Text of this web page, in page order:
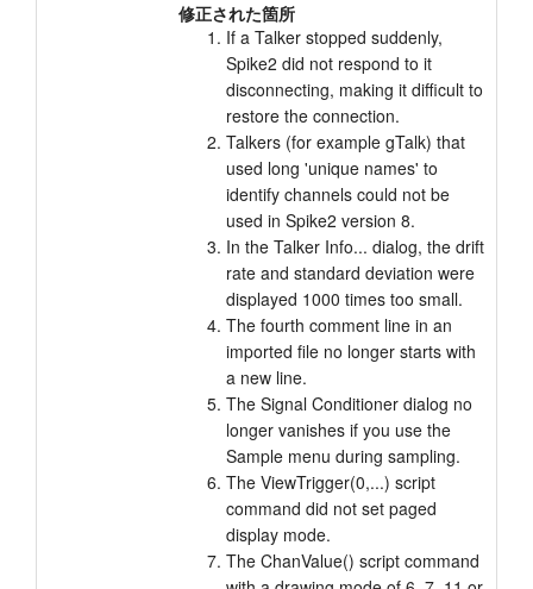
修正された箇所
If a Talker stopped suddenly,
Spike2 did not respond to it
disconnecting, making it difficult to
restore the connection.
Talkers (for example gTalk) that
used long 'unique names' to
identify channels could not be
used in Spike2 version 8.
In the Talker Info... dialog, the drift
rate and standard deviation were
displayed 1000 times too small.
The fourth comment line in an
imported file no longer starts with
a new line.
The Signal Conditioner dialog no
longer vanishes if you use the
Sample menu during sampling.
The ViewTrigger(0,...) script
command did not set paged
display mode.
The ChanValue() script command